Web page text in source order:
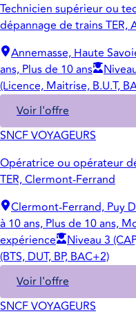
Technicien supérieur ou
dépannage de trains TER,
Annemasse, Haute
ans, Plus de 10 ans
(Licence, Maitrise, B.U.T,
Voir l'offre
SNCF VOYAGEURS
Opératrice ou opérateur
TER, Clermont-Ferrand
Clermont-Ferrand, Puy
à 10 ans, Plus de 10 ans,
expérience
Niveau 3
(BTS, DUT, BP, BAC+2)
Voir l'offre
SNCF VOYAGEURS